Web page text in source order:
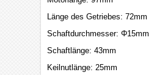
Länge des Getriebes: 72mm
Schaftdurchmesser: Φ15mm
Schaftlänge: 43mm
Keilnutlänge: 25mm